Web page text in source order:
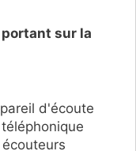
sur la
d'écoute